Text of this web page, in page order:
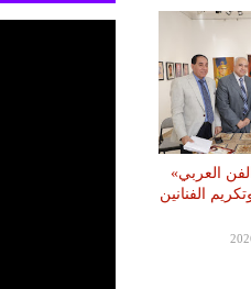
العربي»
الفنانين